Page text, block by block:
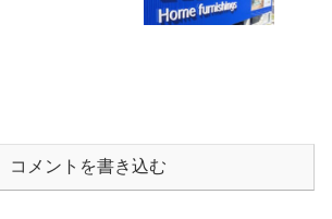
コメントを書き込む